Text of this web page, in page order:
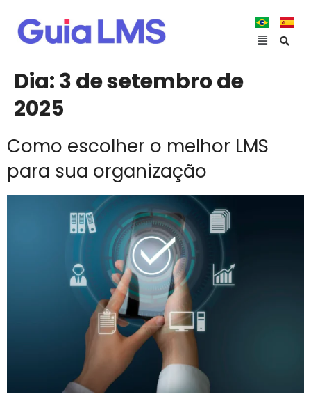
Dia:3 de setembro de
2025
Como escolher o melhor LMS
para sua organização